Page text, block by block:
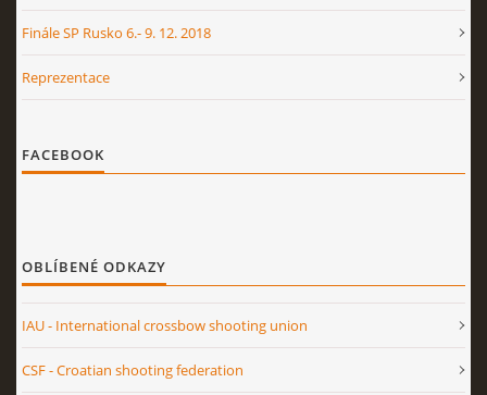
Finále SP Rusko 6.- 9. 12. 2018
Reprezentace
FACEBOOK
OBLÍBENÉ ODKAZY
IAU - International crossbow shooting union
CSF - Croatian shooting federation